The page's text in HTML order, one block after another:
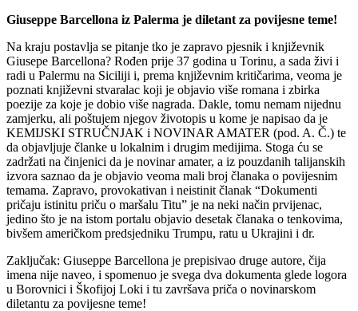
Giuseppe Barcellona iz Palerma je diletant za povijesne teme!
Na kraju postavlja se pitanje tko je zapravo pjesnik i književnik
Giusepe Barcellona? Rođen prije 37 godina u Torinu, a sada živi i
radi u Palermu na Siciliji i, prema književnim kritičarima, veoma je
poznati književni stvaralac koji je objavio više romana i zbirka
poezije za koje je dobio više nagrada. Dakle, tomu nemam nijednu
zamjerku, ali poštujem njegov životopis u kome je napisao da je
KEMIJSKI STRUČNJAK i NOVINAR AMATER (pod. A. Č.) te
da objavljuje članke u lokalnim i drugim medijima. Stoga ću se
zadržati na činjenici da je novinar amater, a iz pouzdanih talijanskih
izvora saznao da je objavio veoma mali broj članaka o povijesnim
temama. Zapravo, provokativan i neistinit članak “Dokumenti
pričaju istinitu priču o maršalu Titu” je na neki način prvijenac,
jedino što je na istom portalu objavio desetak članaka o tenkovima,
bivšem američkom predsjedniku Trumpu, ratu u Ukrajini i dr.
Zaključak: Giuseppe Barcellona je prepisivao druge autore, čija
imena nije naveo, i spomenuo je svega dva dokumenta glede logora
u Borovnici i Škofijoj Loki i tu završava priča o novinarskom
diletantu za povijesne teme!